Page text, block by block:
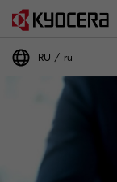
RU ru